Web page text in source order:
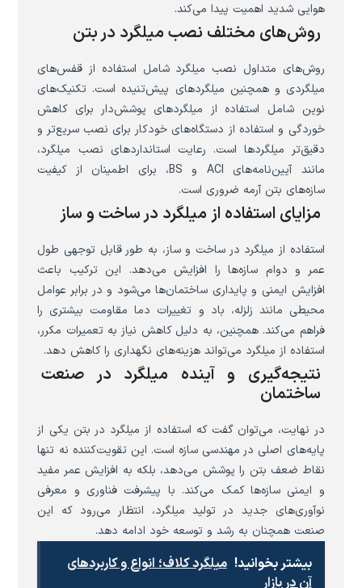
هوایی شدید اهمیت پیدا می‌کند.
روش‌های مختلف نصب میلگرد در بتن
روش‌های متداول نصب میلگرد شامل استفاده از قفس‌های
میلگردی و همچنین میلگردهای پیش‌تنیده است. تکنیک‌های
نوین شامل استفاده از میلگردهای پوشش‌دار برای کاهش
خوردگی و استفاده از دستگاه‌های خودکار برای نصب سریع‌تر و
دقیق‌تر میلگردها است. رعایت استانداردهای نصب میلگرد،
مانند آیین‌نامه‌های ACI و BS، برای اطمینان از کیفیت
سازه‌های بتن آرمه ضروری است.
مزایای استفاده از میلگرد در ساخت و ساز
استفاده از میلگرد در ساخت و ساز، به طور قابل توجهی طول
عمر و دوام سازه‌ها را افزایش می‌دهد. این ترکیب باعث
افزایش ایمنی و پایداری ساختمان‌ها می‌شود و در برابر عوامل
محیطی مانند زلزله، باد و تغییرات دما مقاومت بیشتری را
فراهم می‌کند. همچنین، به دلیل کاهش نیاز به تعمیرات مکرر،
استفاده از میلگرد می‌تواند هزینه‌های نگهداری را کاهش دهد.
نتیجه‌گیری و آینده میلگرد در صنعت
ساختمان
در نهایت، می‌توان گفت که استفاده از میلگرد در بتن یکی از
پایه‌های اصلی در مهندسی سازه است. این تقویت‌کننده نه تنها
نقاط ضعف بتن را پوشش می‌دهد، بلکه به افزایش عمر مفید
و ایمنی سازه‌ها کمک می‌کند. با پیشرفت فناوری و معرفی
نوآوری‌های جدید در تولید میلگرد، انتظار می‌رود که این
صنعت همچنان به رشد و توسعه خود ادامه دهد.
بیشتر بخوانید! میلگرد کلاف؛ انواع و کاربردهای
آن در بازار